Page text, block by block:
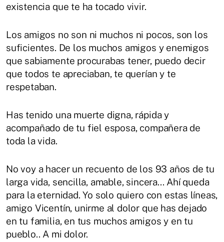
existencia que te ha tocado vivir.
Los amigos no son ni muchos ni pocos, son los
suficientes. De los muchos amigos y enemigos
que sabiamente procurabas tener, puedo decir
que todos te apreciaban, te querían y te
respetaban.
Has tenido una muerte digna, rápida y
acompañado de tu fiel esposa, compañera de
toda la vida.
No voy a hacer un recuento de los 93 años de tu
larga vida, sencilla, amable, sincera... Ahí queda
para la eternidad. Yo solo quiero con estas líneas,
amigo Vicentín, unirme al dolor que has dejado
en tu familia, en tus muchos amigos y en tu
pueblo.. A mi dolor.